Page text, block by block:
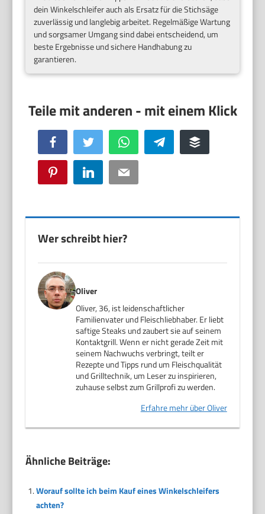
dein Winkelschleifer auch als Ersatz für die Stichsäge
zuverlässig und langlebig arbeitet. Regelmäßige Wartung
und sorgsamer Umgang sind dabei entscheidend, um
beste Ergebnisse und sichere Handhabung zu
garantieren.
Facebook Twitter WhatsApp Telegram Buffer
Pinterest LinkedIn Email
Wer schreibt hier?
Oliver
Oliver, 36, ist leidenschaftlicher
Familienvater und Fleischliebhaber. Er liebt
saftige Steaks und zaubert sie auf seinem
Kontaktgrill. Wenn er nicht gerade Zeit mit
seinem Nachwuchs verbringt, teilt er
Rezepte und Tipps rund um Fleischqualität
und Grilltechnik, um Leser zu inspirieren,
zuhause selbst zum Grillprofi zu werden.
Erfahre mehr über Oliver
Ähnliche Beiträge:
Worauf sollte ich beim Kauf eines Winkelschleifers
achten?